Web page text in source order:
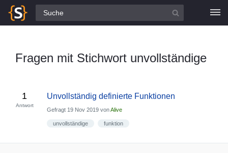
Alle Fragen
Fragen mit Stichwort unvollständige
1
Antwort
Unvollständig definierte Funktionen
Gefragt 19 Nov 2019 vonAlive
unvollständige funktion